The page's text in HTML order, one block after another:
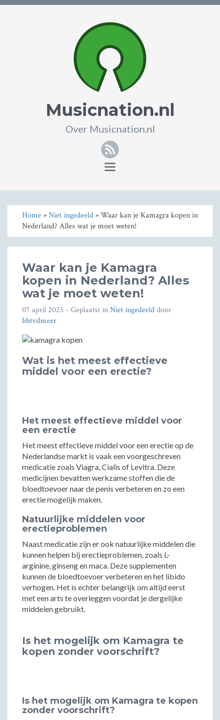
Musicnation.nl
Over Musicnation.nl
RSS
Toggle
Home»Niet ingedeeld» Waar kan je Kamagra kopen in
Nederland? Alles wat je moet weten!
Waar kan je Kamagra
kopen in Nederland? Alles
wat je moet weten!
07 april 2025 - Geplaatst inNiet ingedeelddoor
bhtvdmeer
Wat is het meest effectieve
middel voor een erectie?
Het meest effectieve middel voor
een erectie
Het meest effectieve middel voor een erectie op de
Nederlandse markt is vaak een voorgeschreven
medicatie zoals Viagra, Cialis of Levitra. Deze
medicijnen bevatten werkzame stoffen die de
bloedtoevoer naar de penis verbeteren en zo een
erectie mogelijk maken.
Natuurlijke middelen voor
erectieproblemen
Naast medicatie zijn er ook natuurlijke middelen die
kunnen helpen bij erectieproblemen, zoals L-
arginine, ginseng en maca. Deze supplementen
kunnen de bloedtoevoer verbeteren en het libido
verhogen. Het is echter belangrijk om altijd eerst
met een arts te overleggen voordat je dergelijke
middelen gebruikt.
Is het mogelijk om Kamagra te
kopen zonder voorschrift?
Is het mogelijk om Kamagra te kopen
zonder voorschrift?